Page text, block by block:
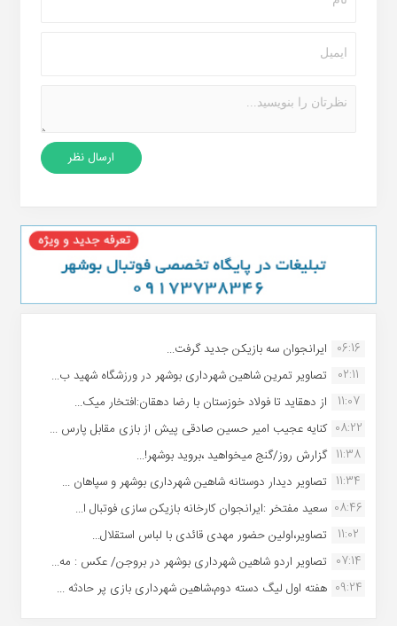
06:16 ایرانجوان سه بازیکن جدید گرفت...
02:11
تصاویر تمرین شاهین شهردارى بوشهر در ورزشگاه شهید ب...
11:07
از دهقاید تا فولاد خوزستان با رضا دهقان:افتخار میک...
08:22 کنایه عجیب امیر حسین صادقی پیش از بازی مقابل پارس ...
11:38 گزارش روز/گنج میخواهید ،بروید بوشهر!...
11:34 تصاویر دیدار دوستانه شاهین شهردارى بوشهر و سپاهان ...
08:46 سعید مفتخر :ایرانجوان کارخانه بازیکن سازی فوتبال ا...
11:02
تصاویر،اولین حضور مهدی قائدی با لباس استقلال...
07:14 تصاویر اردو شاهین شهرداری بوشهر در بروجن/ عکس : مه...
09:24 هفته اول لیگ دسته دوم،شاهین شهرداری بازی پر حادثه ...